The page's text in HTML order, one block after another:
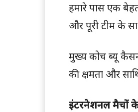
हमारे पास एक
और पूरी टीम के
मुख्य कोच ब्यू कैसन
की क्षमता और
इंटरनेशनल मैचों